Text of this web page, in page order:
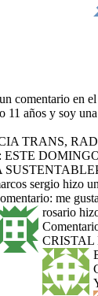
comentario en
11 años y soy
TRANS,
ESTE
sergio hizo
me
rosario
CRISTAL